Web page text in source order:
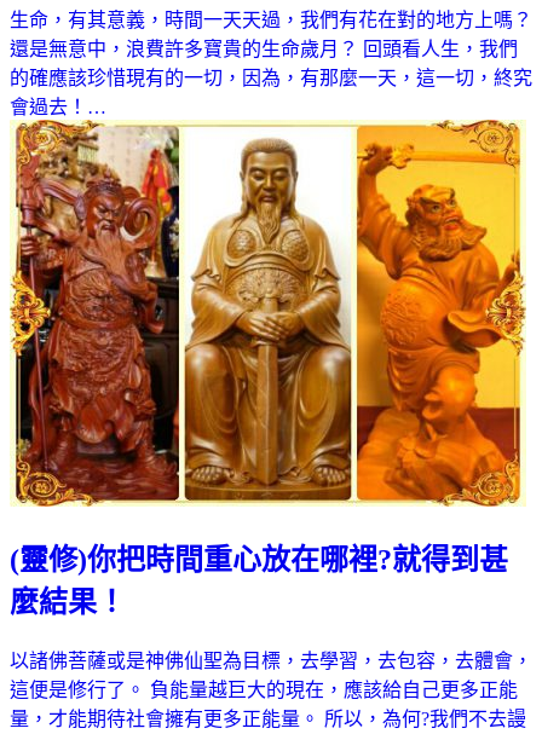
生命，有其意義，時間一天天過，我們有花在對的地方上嗎？
還是無意中，浪費許多寶貴的生命歲月？ 回頭看人生，我們
的確應該珍惜現有的一切，因為，有那麼一天，這一切，終究
會過去！…
(靈修)你把時間重心放在哪裡?就得到甚
麼結果！
以諸佛菩薩或是神佛仙聖為目標，去學習，去包容，去體會，
這便是修行了。 負能量越巨大的現在，應該給自己更多正能
量，才能期待社會擁有更多正能量。 所以，為何?我們不去謾